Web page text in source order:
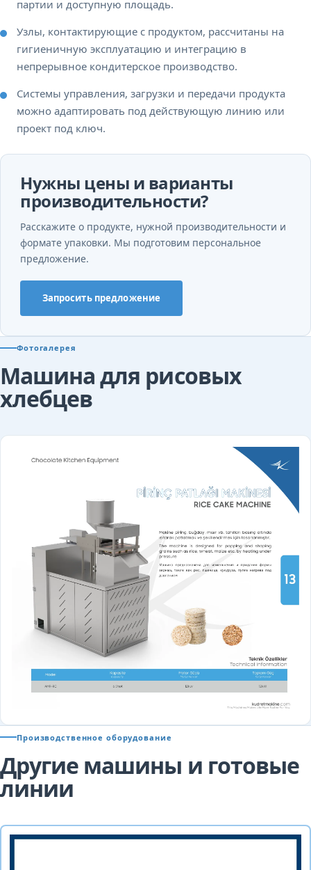
партии и доступную площадь.
Узлы, контактирующие с продуктом, рассчитаны на
гигиеничную эксплуатацию и интеграцию в
непрерывное кондитерское производство.
Системы управления, загрузки и передачи продукта
можно адаптировать под действующую линию или
проект под ключ.
Нужны цены и варианты
производительности?
Расскажите о продукте, нужной производительности и
формате упаковки. Мы подготовим персональное
предложение.
Запросить предложение
Фотогалерея
Машина для рисовых
хлебцев
Производственное оборудование
Другие машины и готовые
линии